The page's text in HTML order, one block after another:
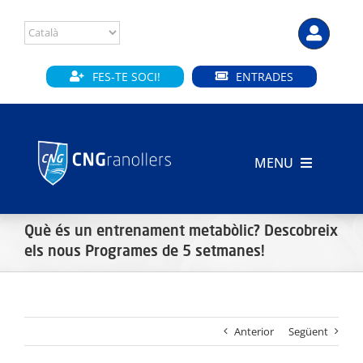
content
FES-TE SOCI! ENTRADES
MENU
CLUB
Què és un entrenament metabòlic? Descobreix
els nous Programes de 5 setmanes!
Anterior Següent